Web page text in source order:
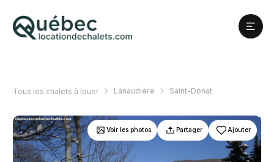
Tous les chalets à louer Lanaudière Saint-Donat
Voir les photos Partager Ajouter